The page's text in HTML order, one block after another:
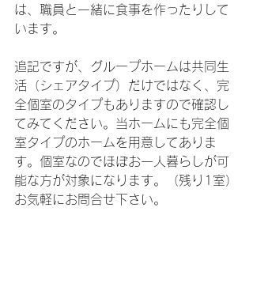
は、職員と一緒に食事を作ったりして
います。
追記ですが、グループホームは共同生
活（シェアタイプ）だけではなく、完
全個室のタイプもありますので確認し
てみてください。当ホームにも完全個
室タイプのホームを用意してありま
す。個室なのでほぼお一人暮らしが可
能な方が対象になります。（残り1室）
お気軽にお問合せ下さい。